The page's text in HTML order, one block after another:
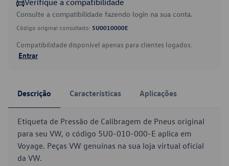
Verifique a compatibilidade
Consulte a compatibilidade fazendo login na sua conta.
Código original consultado: 5U0010000E
Compatibilidade disponível apenas para clientes logados.
Entrar
Descrição Características Aplicações
Etiqueta de Pressão de Calibragem de Pneus original
para seu VW, o código 5U0-010-000-E aplica em
Voyage. Peças VW genuínas na sua loja virtual oficial
da VW.